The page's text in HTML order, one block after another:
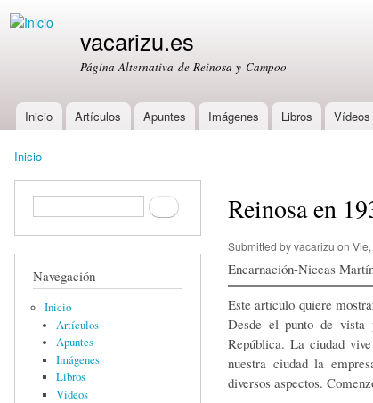
vacarizu.es
Página Alternativa de Reinosa y Campoo
Main menu
Inicio Artículos Apuntes Imágenes Libros Vídeos
Inicio
Formulario de búsquedaBuscar
Navegación
Inicio
Artículos
Apuntes
Imágenes
Libros
Vídeos
Reinosa en
Submitted byvacarizu on
Encarnación-Niceas
Este artículo quiere
Desde el punto de vista
República. La ciudad
nuestra ciudad la
diversos aspectos.